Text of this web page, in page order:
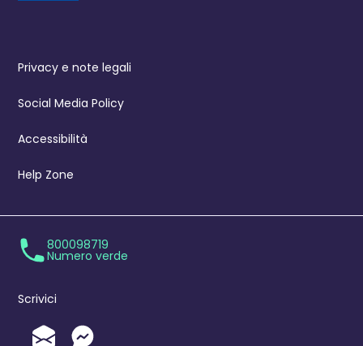
Privacy e note legali
Social Media Policy
Accessibilità
Help Zone
800098719
Numero verde
Scrivici